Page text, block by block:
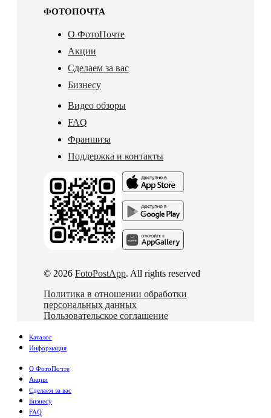
ФОТОПОЧТА
О ФотоПочте
Акции
Сделаем за вас
Бизнесу
Видео обзоры
FAQ
Франшиза
Поддержка и контакты
© 2026 FotoPostApp. All rights reserved
Политика в отношении обработки
персональных данных
Пользовательское соглашение
Каталог
Информация
О ФотоПочте
Акции
Сделаем за вас
Бизнесу
FAQ